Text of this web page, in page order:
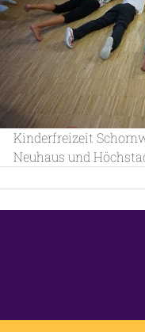
Kinderfreizeit
Neuhaus und